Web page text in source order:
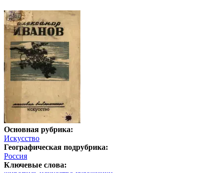
Основная рубрика:
Искусство
Географическая подрубрика:
Россия
Ключевые слова: